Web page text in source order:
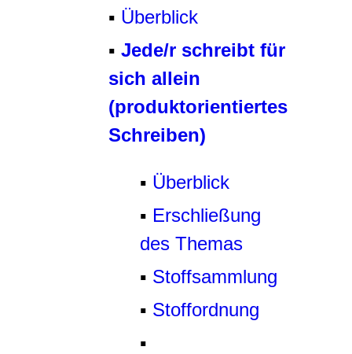
▪ Überblick
▪ Jede/r schreibt für
sich allein
(produktorientiertes
Schreiben)
▪ Überblick
▪ Erschließung
des Themas
▪ Stoffsammlung
▪ Stoffordnung
▪